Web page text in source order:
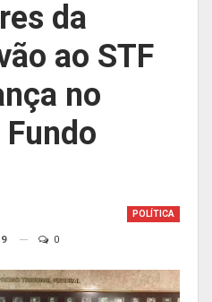
da
ao STF
no
POLÍTICA
0